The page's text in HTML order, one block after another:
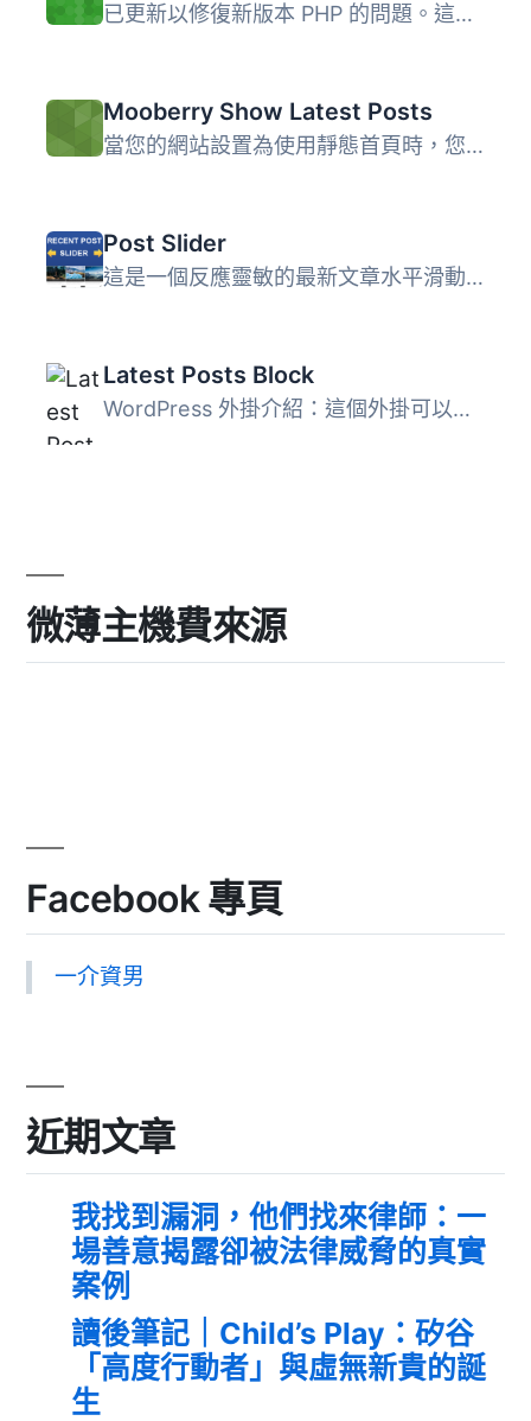
已更新以修復新版本 PHP 的問題。這個小小的小工具可以以水平...
Mooberry Show Latest Posts
當您的網站設置為使用靜態首頁時，您可能希望在首頁底部顯示...
Post Slider
這是一個反應靈敏的最新文章水平滑動外掛。 在此觀看演示 功...
Latest Posts Block
WordPress 外掛介紹：這個外掛可以啟用最新文章塊小工具。如...
微薄主機費來源
Facebook 專頁
一介資男
近期文章
我找到漏洞，他們找來律師：一
場善意揭露卻被法律威脅的真實
案例
讀後筆記｜Child’s Play：矽谷
「高度行動者」與虛無新貴的誕
生